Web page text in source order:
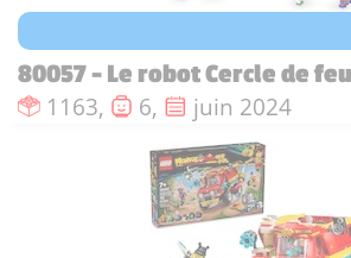
80057 - Le robot Cercle de
Nombre de pièces :
1163, Nombre de figurines
6, Date de sortie :
juin 2024